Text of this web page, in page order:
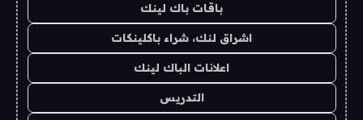
باقات باك لينك
اشراق لنك، شراء باكلينكات
اعلانات الباك لينك
التدريس